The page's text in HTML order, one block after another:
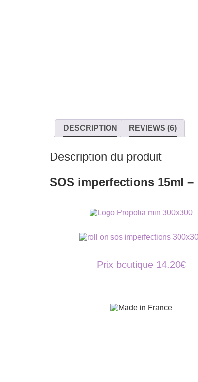
DESCRIPTION REVIEWS (6)
Description du produit
SOS imperfections 15ml –
Prix boutique 14.20€